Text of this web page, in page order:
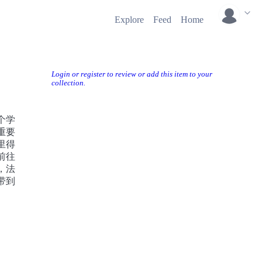
Explore Feed Home
Login or register to review or add this item to your
collection.
学
要
得
往
法
到